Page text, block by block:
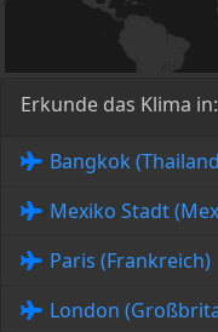
Erkunde das Klima in:
Bangkok
Mexiko Stadt
Paris (Frankreich)
London